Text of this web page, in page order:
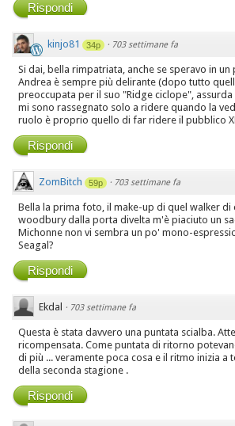
Rispondi
kinjo81 34p · 703 settimane fa
Si dai, bella rimpatriata, anche se speravo in un
Andrea è sempre più delirante (dopo tutto
preoccupata per il suo "Ridge ciclope",
mi sono rassegnato solo a ridere quando la
ruolo è proprio quello di far ridere il pubblico
Rispondi
ZomBitch 59p · 703 settimane fa
Bella la prima foto, il make-up di quel walker di
woodbury dalla porta divelta m'è piaciuto un
Michonne non vi sembra un po' mono-
Seagal?
Rispondi
Ekdal · 703 settimane fa
Questa è stata davvero una puntata scialba.
ricompensata. Come puntata di ritorno
di più ... veramente poca cosa e il ritmo inizia a
della seconda stagione .
Rispondi